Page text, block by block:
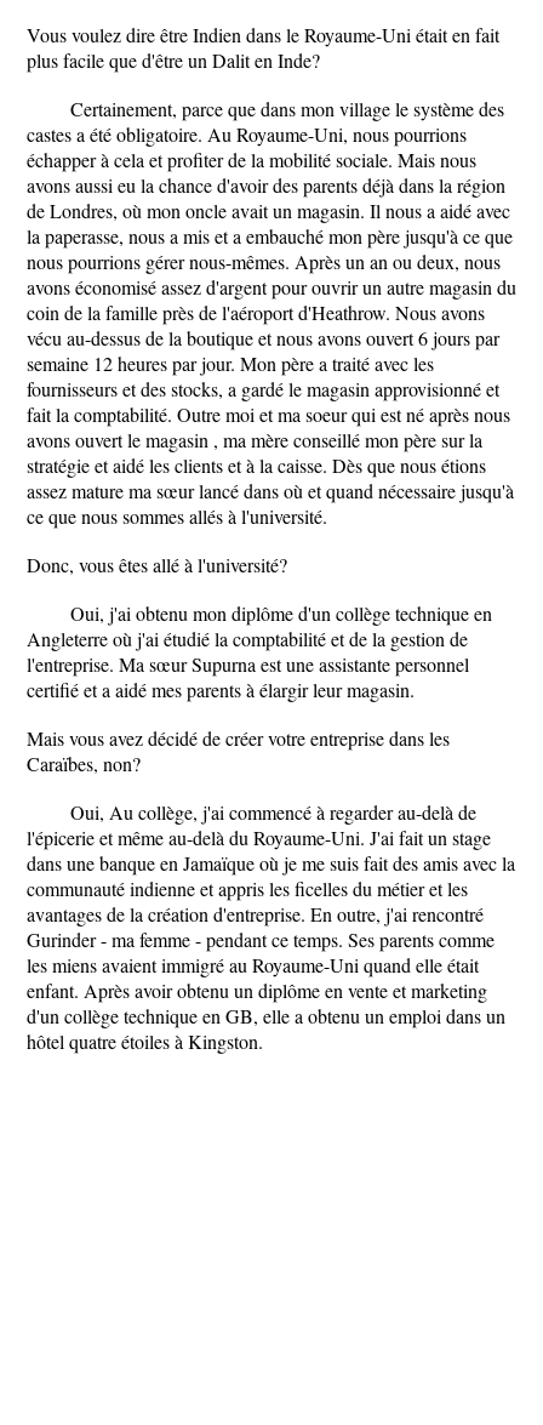
Vous voulez dire être Indien dans le Royaume-Uni était en fait
plus facile que d'être un Dalit en Inde?
Certainement, parce que dans mon village le système des
castes a été obligatoire. Au Royaume-Uni, nous pourrions
échapper à cela et profiter de la mobilité sociale. Mais nous
avons aussi eu la chance d'avoir des parents déjà dans la région
de Londres, où mon oncle avait un magasin. Il nous a aidé avec
la paperasse, nous a mis et a embauché mon père jusqu'à ce que
nous pourrions gérer nous-mêmes. Après un an ou deux, nous
avons économisé assez d'argent pour ouvrir un autre magasin du
coin de la famille près de l'aéroport d'Heathrow. Nous avons
vécu au-dessus de la boutique et nous avons ouvert 6 jours par
semaine 12 heures par jour. Mon père a traité avec les
fournisseurs et des stocks, a gardé le magasin approvisionné et
fait la comptabilité. Outre moi et ma soeur qui est né après nous
avons ouvert le magasin , ma mère conseillé mon père sur la
stratégie et aidé les clients et à la caisse. Dès que nous étions
assez mature ma sœur lancé dans où et quand nécessaire jusqu'à
ce que nous sommes allés à l'université.
Donc, vous êtes allé à l'université?
Oui, j'ai obtenu mon diplôme d'un collège technique en
Angleterre où j'ai étudié la comptabilité et de la gestion de
l'entreprise. Ma sœur Supurna est une assistante personnel
certifié et a aidé mes parents à élargir leur magasin.
Mais vous avez décidé de créer votre entreprise dans les
Caraïbes, non?
Oui, Au collège, j'ai commencé à regarder au-delà de
l'épicerie et même au-delà du Royaume-Uni. J'ai fait un stage
dans une banque en Jamaïque où je me suis fait des amis avec la
communauté indienne et appris les ficelles du métier et les
avantages de la création d'entreprise. En outre, j'ai rencontré
Gurinder - ma femme - pendant ce temps. Ses parents comme
les miens avaient immigré au Royaume-Uni quand elle était
enfant. Après avoir obtenu un diplôme en vente et marketing
d'un collège technique en GB, elle a obtenu un emploi dans un
hôtel quatre étoiles à Kingston.